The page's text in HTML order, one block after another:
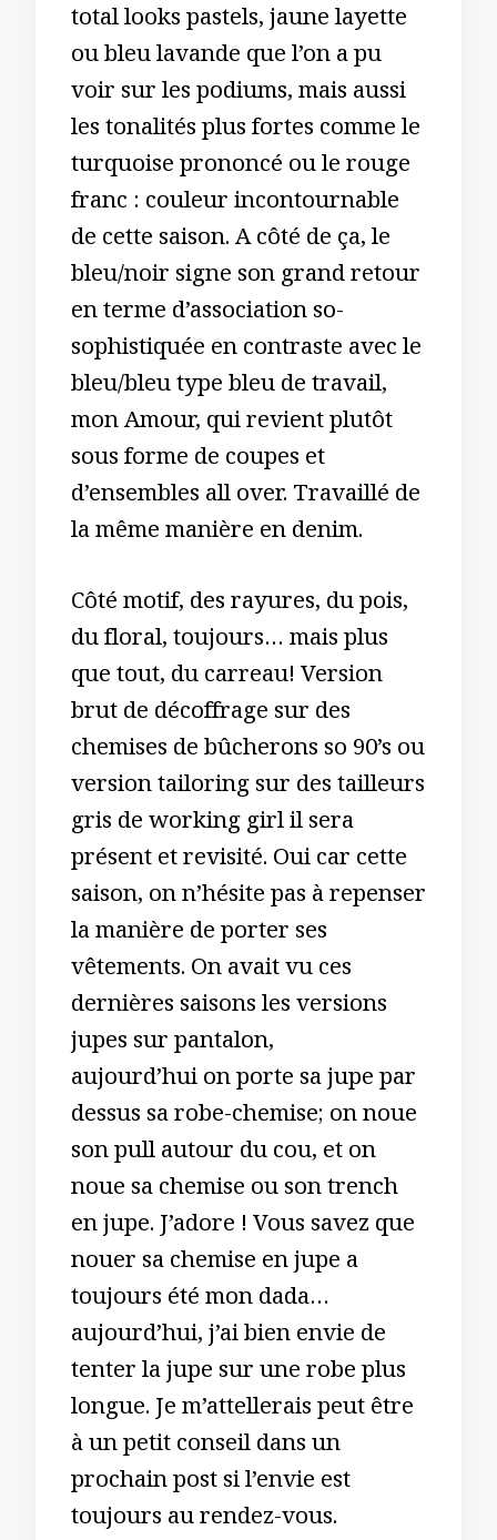
total looks pastels, jaune layette
ou bleu lavande que l’on a pu
voir sur les podiums, mais aussi
les tonalités plus fortes comme le
turquoise prononcé ou le rouge
franc : couleur incontournable
de cette saison. A côté de ça, le
bleu/noir signe son grand retour
en terme d’association so-
sophistiquée en contraste avec le
bleu/bleu type bleu de travail,
mon Amour, qui revient plutôt
sous forme de coupes et
d’ensembles all over. Travaillé de
la même manière en denim.
Côté motif, des rayures, du pois,
du floral, toujours… mais plus
que tout, du carreau! Version
brut de décoffrage sur des
chemises de bûcherons so 90’s ou
version tailoring sur des tailleurs
gris de working girl il sera
présent et revisité. Oui car cette
saison, on n’hésite pas à repenser
la manière de porter ses
vêtements. On avait vu ces
dernières saisons les versions
jupes sur pantalon,
aujourd’hui on porte sa jupe par
dessus sa robe-chemise; on noue
son pull autour du cou, et on
noue sa chemise ou son trench
en jupe. J’adore ! Vous savez que
nouer sa chemise en jupe a
toujours été mon dada…
aujourd’hui, j’ai bien envie de
tenter la jupe sur une robe plus
longue. Je m’attellerais peut être
à un petit conseil dans un
prochain post si l’envie est
toujours au rendez-vous.